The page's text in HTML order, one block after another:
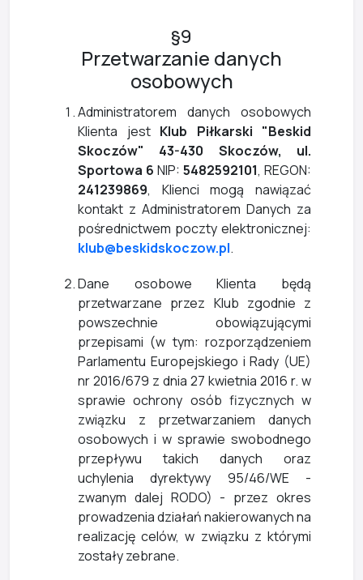
§9
Przetwarzanie danych
osobowych
Administratorem danych osobowych
Klienta jest Klub Piłkarski "Beskid
Skoczów" 43-430 Skoczów, ul.
Sportowa 6 NIP: 5482592101, REGON:
241239869, Klienci mogą nawiązać
kontakt z Administratorem Danych za
pośrednictwem poczty elektronicznej:
klub@beskidskoczow.pl.
Dane osobowe Klienta będą
przetwarzane przez Klub zgodnie z
powszechnie obowiązującymi
przepisami (w tym: rozporządzeniem
Parlamentu Europejskiego i Rady (UE)
nr 2016/679 z dnia 27 kwietnia 2016 r. w
sprawie ochrony osób fizycznych w
związku z przetwarzaniem danych
osobowych i w sprawie swobodnego
przepływu takich danych oraz
uchylenia dyrektywy 95/46/WE -
zwanym dalej RODO) - przez okres
prowadzenia działań nakierowanych na
realizację celów, w związku z którymi
zostały zebrane.